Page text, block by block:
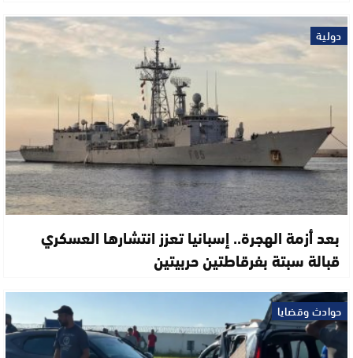
دولية
بعد أزمة الهجرة.. إسبانيا تعزز انتشارها العسكري
قبالة سبتة بفرقاطتين حربيتين
حوادث وقضايا